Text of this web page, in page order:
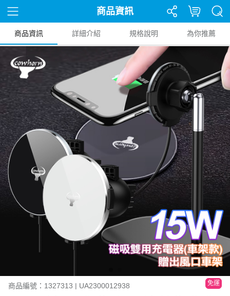
商品資訊
商品資訊 詳細介紹 規格說明 為你推薦
商品編號：1327313 | UA2300012938 免運